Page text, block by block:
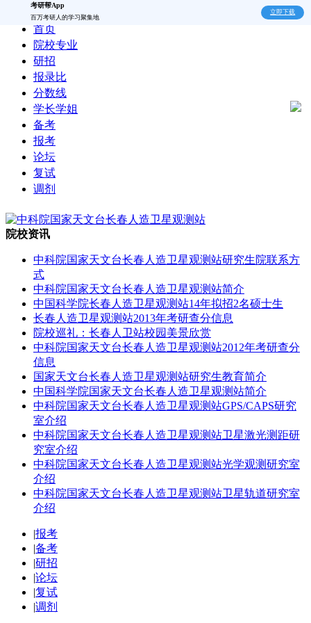
考研帮App
百万考研人的学习聚集地
立即下载
首页
院校专业
研招
报录比
分数线
学长学姐
备考
报考
论坛
复试
调剂
院校资讯
中科院国家天文台长春人造卫星观测站研究生院联系方
式
中科院国家天文台长春人造卫星观测站简介
中国科学院长春人造卫星观测站14年拟招2名硕士生
长春人造卫星观测站2013年考研查分信息
院校巡礼：长春人卫站校园美景欣赏
中科院国家天文台长春人造卫星观测站2012年考研查分
信息
国家天文台长春人造卫星观测站研究生教育简介
中国科学院国家天文台长春人造卫星观测站简介
中科院国家天文台长春人造卫星观测站GPS/CAPS研究
室介绍
中科院国家天文台长春人造卫星观测站卫星激光测距研
究室介绍
中科院国家天文台长春人造卫星观测站光学观测研究室
介绍
中科院国家天文台长春人造卫星观测站卫星轨道研究室
介绍
|报考
|备考
|研招
|论坛
|复试
|调剂